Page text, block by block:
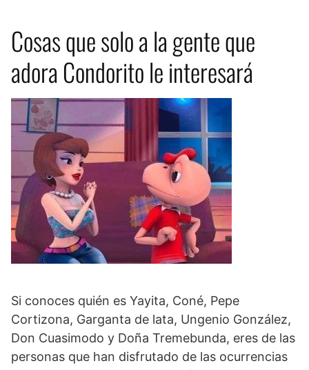
Cosas que solo a la gente que
adora Condorito le interesará
Si conoces quién es Yayita, Coné, Pepe
Cortizona, Garganta de lata, Ungenio González,
Don Cuasimodo y Doña Tremebunda, eres de las
personas que han disfrutado de las ocurrencias